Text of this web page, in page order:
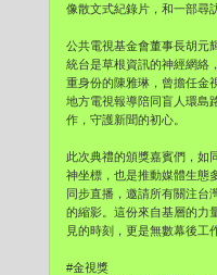
像散文式紀錄片，和一部尋
公共電視基金會董事長胡元
統台是草根資訊的神經網絡
重身份的陳雅琳，曾擔任金
地方電視報導陪同盲人環島
作，守護新聞的初心。
此次典禮的頒獎嘉賓們，如
神坐標，也是推動媒體生態
同步直播，邀請所有關注台
的縮影。這份來自基層的力
見的時刻，更是無數幕後工
#金視獎